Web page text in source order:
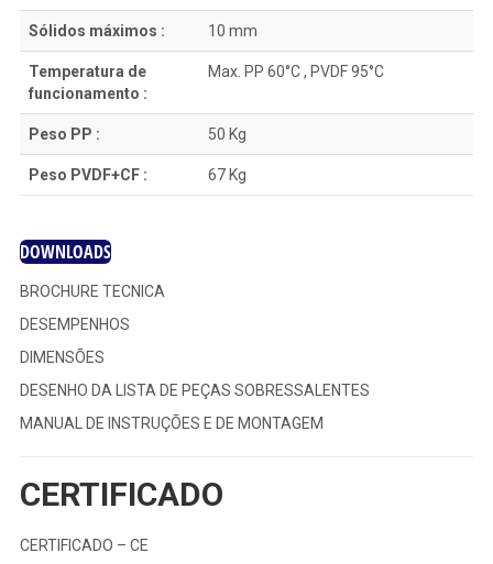
Sólidos máximos : 10 mm
Temperatura de
funcionamento :
Max. PP 60°C , PVDF 95°C
Peso PP : 50 Kg
Peso PVDF+CF : 67 Kg
DOWNLOADS
BROCHURE TECNICA
DESEMPENHOS
DIMENSÕES
DESENHO DA LISTA DE PEÇAS SOBRESSALENTES
MANUAL DE INSTRUÇÕES E DE MONTAGEM
CERTIFICADO
CERTIFICADO – CE